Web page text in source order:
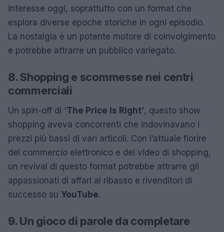
interesse oggi, soprattutto con un format che
esplora diverse epoche storiche in ogni episodio.
La nostalgia è un potente motore di coinvolgimento
e potrebbe attrarre un pubblico variegato.
8. Shopping e scommesse nei centri
commerciali
Un spin-off di ‘The Price Is Right’, questo show
shopping aveva concorrenti che indovinavano i
prezzi più bassi di vari articoli. Con l’attuale fiorire
del commercio elettronico e dei video di shopping,
un revival di questo format potrebbe attrarre gli
appassionati di affari al ribasso e rivenditori di
successo su YouTube.
9. Un gioco di parole da completare